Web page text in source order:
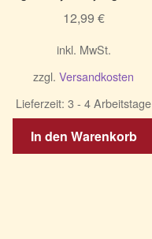
12,99 €
inkl. MwSt.
zzgl. Versandkosten
Lieferzeit: 3 - 4 Arbeitstage
In den Warenkorb